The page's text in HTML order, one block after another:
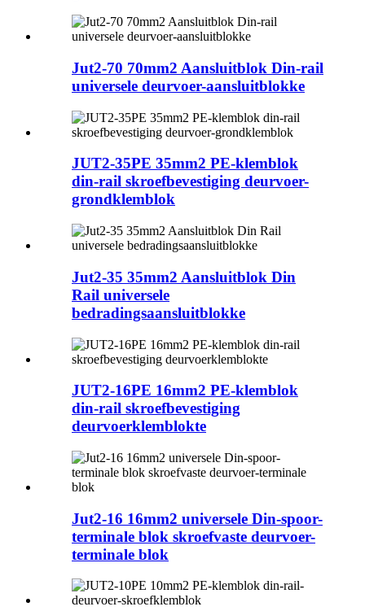
Jut2-70 70mm2 Aansluitblok Din-rail
universele deurvoer-aansluitblokke
JUT2-35PE 35mm2 PE-klemblok
din-rail skroefbevestiging deurvoer-
grondklemblok
Jut2-35 35mm2 Aansluitblok Din
Rail universele
bedradingsaansluitblokke
JUT2-16PE 16mm2 PE-klemblok
din-rail skroefbevestiging
deurvoerklemblokte
Jut2-16 16mm2 universele Din-spoor-
terminale blok skroefvaste deurvoer-
terminale blok